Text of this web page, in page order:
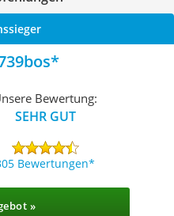
Bewertung:
SEHR GUT
Bewertungen
»